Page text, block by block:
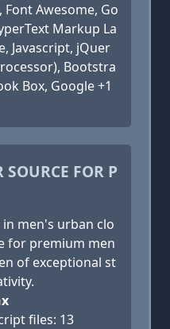
Font Awesome, Go
Markup La
Javascript, jQuer
Bootstra
Box, Google +1
FOR P
in men's urban clo
for premium men
of exceptional st
files: 13